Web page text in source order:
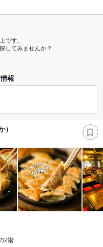
です。
してみませんか？
報
2階